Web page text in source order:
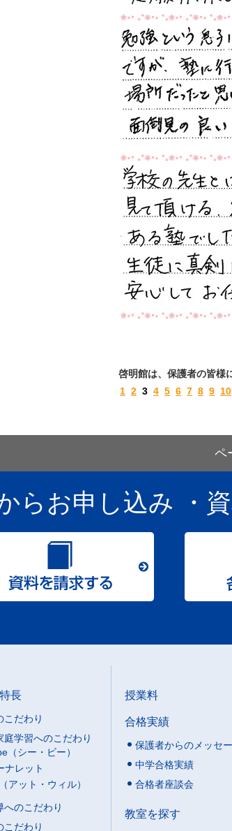
啓明館は、保護者の皆様
1 2 3 4 5 6 7 8 9 10
ペ
らお申し込み ・
長
こだわり
庭学習へのこだわり
（シー・ビー）
ナレット
アット・ウィル）
へのこだわり
こだわり
授業料
合格実績
保護者からのメッセ
中学合格実績
合格者座談会
教室を探す